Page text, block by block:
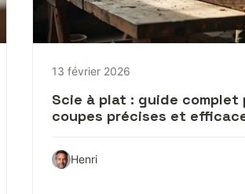
13 février 2026
Scie à plat : guide complet
coupes précises et
Henri